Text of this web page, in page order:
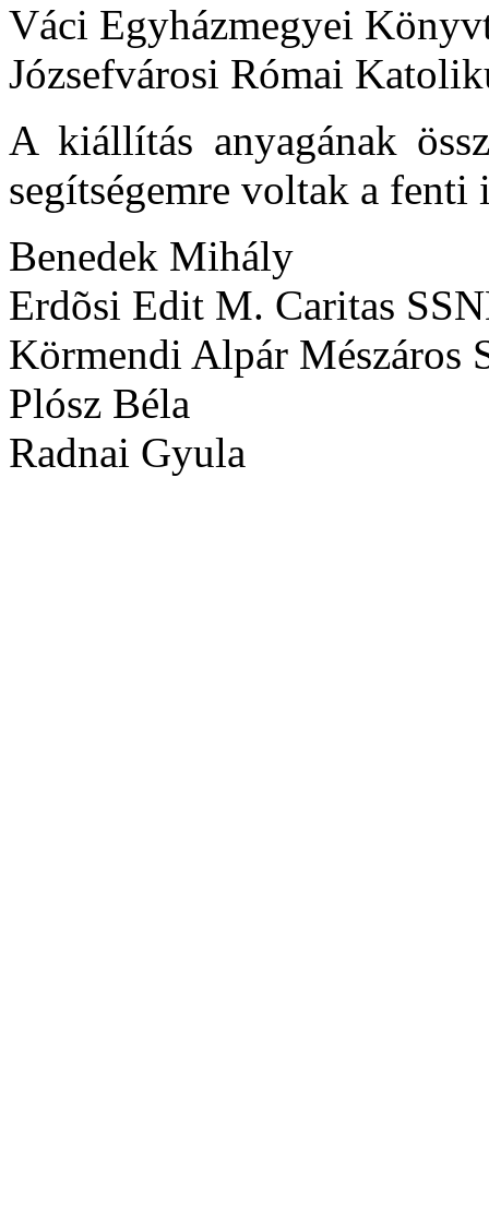
Váci Egyházmegyei
Józsefvárosi Római
A kiállítás anyagának
segítségemre voltak a
Benedek Mihály
Erdõsi Edit M. Caritas
Körmendi Alpár Mészáros
Plósz Béla
Radnai Gyula